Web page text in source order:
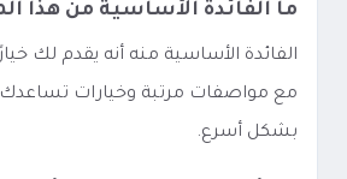
ما الفائدة الأساسية من هذا
الفائدة الأساسية منه أنه يقدم لك
مع مواصفات مرتبة وخيارات تساعدك
بشكل أسرع.